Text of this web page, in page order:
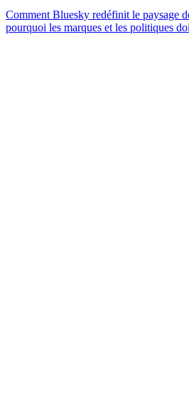
Comment Bluesky redéfinit le paysage
pourquoi les marques et les politiques